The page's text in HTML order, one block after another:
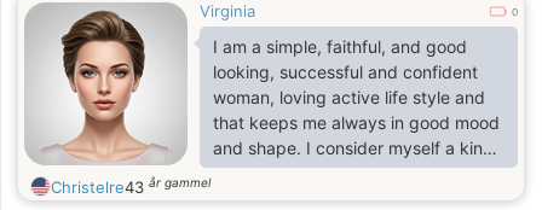
Virginia 0
I am a simple, faithful, and good
looking, successful and confident
woman, loving active life style and
that keeps me always in good mood
and shape. I consider myself a kind,
but serious person. I am very
devoted to everything I do and
Christelre43 år gammel